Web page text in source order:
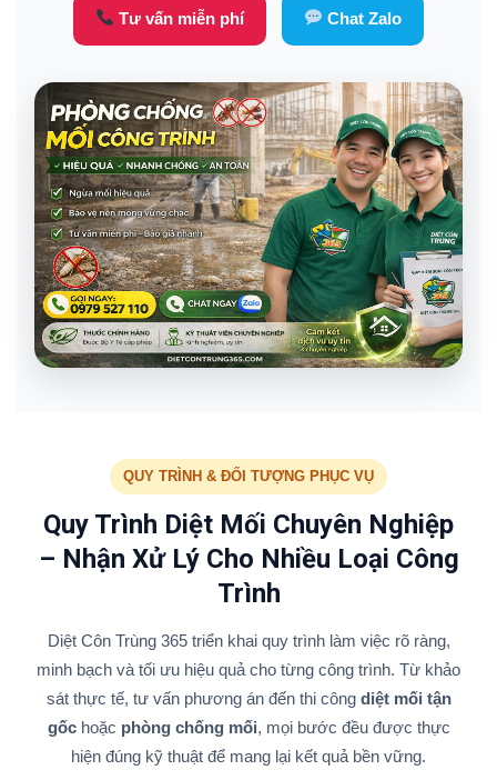
Tư vấn miễn phí Chat Zalo
QUY TRÌNH & ĐỐI TƯỢNG PHỤC VỤ
Quy Trình Diệt Mối Chuyên Nghiệp
– Nhận Xử Lý Cho Nhiều Loại Công
Trình
Diệt Côn Trùng 365 triển khai quy trình làm việc rõ ràng,
minh bạch và tối ưu hiệu quả cho từng công trình. Từ khảo
sát thực tế, tư vấn phương án đến thi công diệt mối tận
gốchoặc phòng chống mối, mọi bước đều được thực
hiện đúng kỹ thuật để mang lại kết quả bền vững.